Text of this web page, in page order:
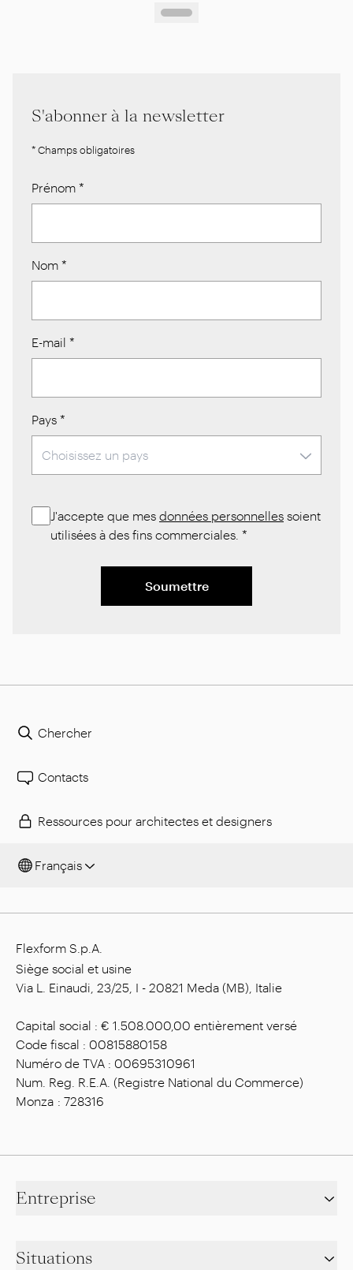
S'abonner à la newsletter
* Champs obligatoires
Prénom *
Nom *
E-mail *
Pays *
J'accepte que mes données personnelles soient
utilisées à des fins commerciales. *
Soumettre
Chercher
Contacts
Ressources pour architectes et designers
Français
Flexform S.p.A.
Siège social et usine
Via L. Einaudi, 23/25, I - 20821 Meda (MB), Italie
Capital social : € 1.508.000,00 entièrement versé
Code fiscal : 00815880158
Numéro de TVA : 00695310961
Num. Reg. R.E.A. (Registre National du Commerce)
Monza : 728316
Entreprise
Situations